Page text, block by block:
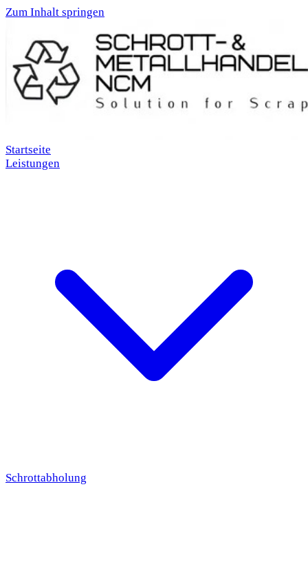
Zum Inhalt springen
Startseite
Leistungen
Schrottabholung